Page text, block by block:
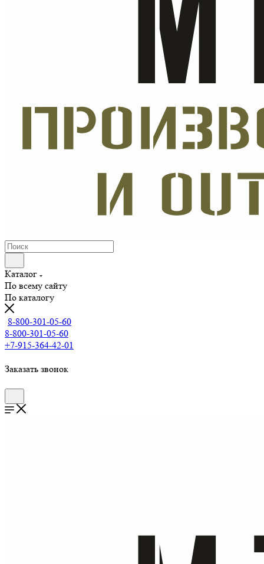
Каталог
По всему сайту
По каталогу
8-800-301-05-60
8-800-301-05-60
+7-915-364-42-01
Заказать звонок